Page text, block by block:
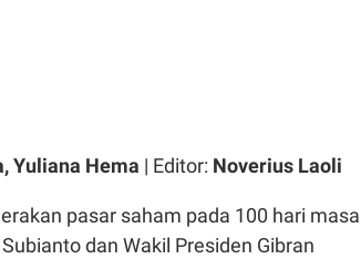
Yuliana Hema | Editor: Noverius Laoli
pasar saham pada 100 hari masa
dan Wakil Presiden Gibran